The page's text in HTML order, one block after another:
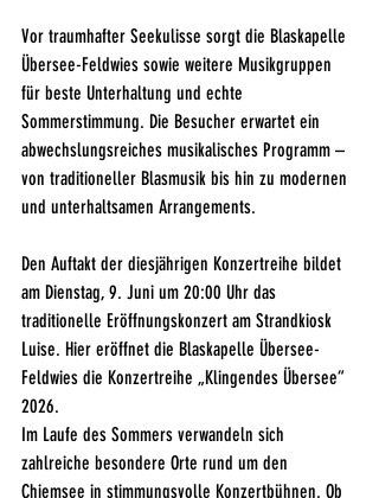
Vor traumhafter Seekulisse sorgt die Blaskapelle
Übersee-Feldwies sowie weitere Musikgruppen
für beste Unterhaltung und echte
Sommerstimmung. Die Besucher erwartet ein
abwechslungsreiches musikalisches Programm –
von traditioneller Blasmusik bis hin zu modernen
und unterhaltsamen Arrangements.
Den Auftakt der diesjährigen Konzertreihe bildet
am Dienstag, 9. Juni um 20:00 Uhr das
traditionelle Eröffnungskonzert am Strandkiosk
Luise. Hier eröffnet die Blaskapelle Übersee-
Feldwies die Konzertreihe „Klingendes Übersee“
2026.
Im Laufe des Sommers verwandeln sich
zahlreiche besondere Orte rund um den
Chiemsee in stimmungsvolle Konzertbühnen. Ob